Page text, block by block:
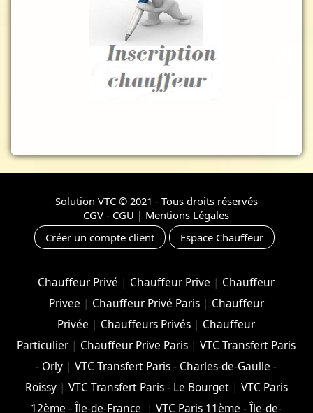
Solution VTC© 2021 - Tous droits réservés
CGV - CGU | Mentions Légales
Créer un compte client
Espace Chauffeur
Chauffeur Privé | Chauffeur Prive | Chauffeur
Privee | Chauffeur Privé Paris| Chauffeur
Privée | Chauffeurs Privés | Chauffeur
Particulier | Chauffeur Prive Paris |VTC Transfert Paris
- Orly |VTC Transfert Paris - Charles-de-Gaulle -
Roissy| VTC Transfert Paris - Le Bourget| VTC Paris
12ème - Île-de-France
|VTC Paris 11ème - Île-de-